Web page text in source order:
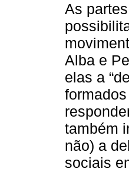
As
Alba e
elas a
também
não) a
sociais